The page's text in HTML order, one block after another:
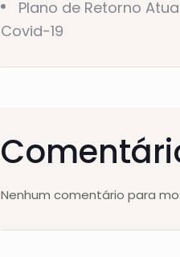
Plano de Retorno
Covid-19
Nenhum comentário para